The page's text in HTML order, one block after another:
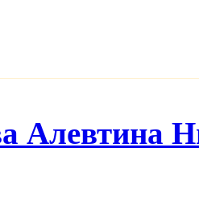
Алевтина